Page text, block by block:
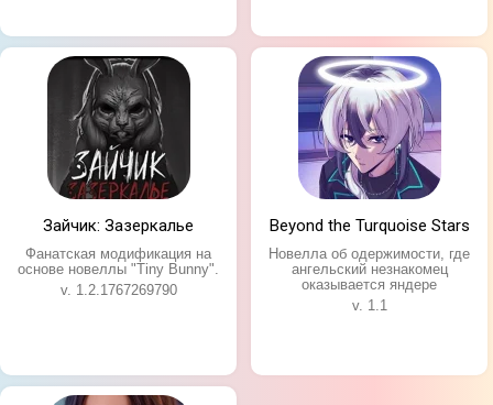
Зайчик: Зазеркалье
Фанатская модификация на
основе новеллы "Tiny Bunny".
v. 1.2.1767269790
Beyond the Turquoise Stars
Новелла об одержимости, где
ангельский незнакомец
оказывается яндере
v. 1.1